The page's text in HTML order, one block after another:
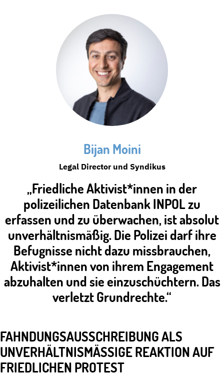
Bijan Moini
Legal Director und Syndikus
„Friedliche Aktivist*innen in der
polizeilichen Datenbank INPOL zu
erfassen und zu überwachen, ist absolut
unverhältnismäßig. Die Polizei darf ihre
Befugnisse nicht dazu missbrauchen,
Aktivist*innen von ihrem Engagement
abzuhalten und sie einzuschüchtern. Das
verletzt Grundrechte.“
FAHNDUNGSAUSSCHREIBUNG ALS
UNVERHÄLTNISMÄSSIGE REAKTION AUF F
RIEDLICHEN PROTEST